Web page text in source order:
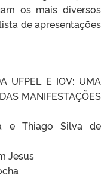
os mais diversos
de apresentações
UFPEL E IOV: UMA
MANIFESTAÇÕES
e Thiago Silva de
Jesus